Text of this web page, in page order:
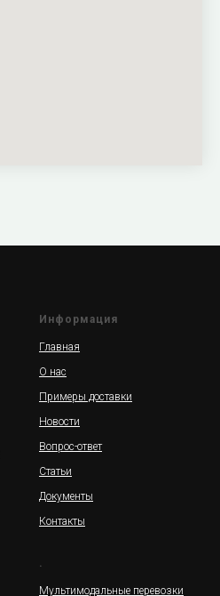
Информация
Главная
О нас
Примеры доставки
Новости
Вопрос-ответ
Статьи
Документы
Контакты
.
Мультимодальные перевозки